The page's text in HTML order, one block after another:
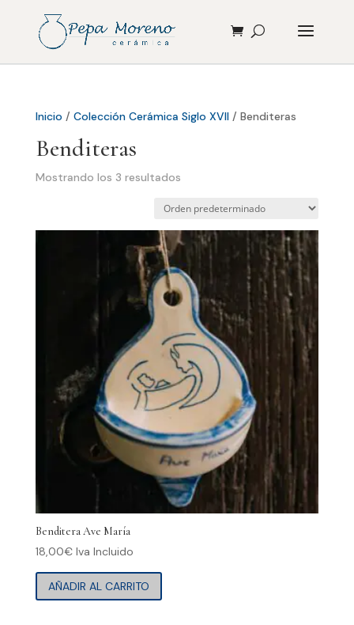
Inicio / Colección Cerámica Siglo XVII/ Benditeras
Benditeras
Mostrando los 3 resultados
Benditera Ave María
18,00€ Iva Incluido
AÑADIR AL CARRITO